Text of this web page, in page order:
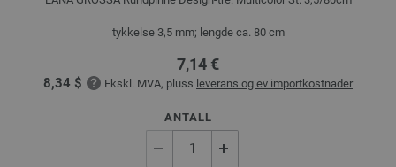
tykkelse 3,5 mm; lengde ca. 80 cm
7,14 €
8,34 $ Ekskl. MVA, pluss leverans og ev importkostnader
ANTALL